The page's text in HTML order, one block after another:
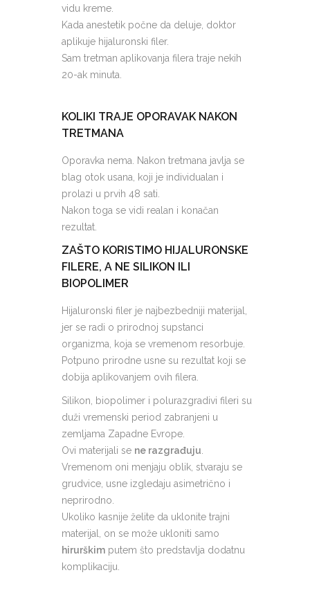
vidu kreme.
Kada anestetik počne da deluje, doktor
aplikuje hijaluronski filer.
Sam tretman aplikovanja filera traje nekih
20-ak minuta.
KOLIKI TRAJE OPORAVAK NAKON
TRETMANA
Oporavka nema. Nakon tretmana javlja se
blag otok usana, koji je individualan i
prolazi u prvih 48 sati.
Nakon toga se vidi realan i konačan
rezultat.
ZAŠTO KORISTIMO HIJALURONSKE
FILERE, A NE SILIKON ILI
BIOPOLIMER
Hijaluronski filer je najbezbedniji materijal,
jer se radi o prirodnoj supstanci
organizma, koja se vremenom resorbuje.
Potpuno prirodne usne su rezultat koji se
dobija aplikovanjem ovih filera.
Silikon, biopolimer i polurazgradivi fileri su
duži vremenski period zabranjeni u
zemljama Zapadne Evrope.
Ovi materijali se ne razgrađuju
Vremenom oni menjaju oblik, stvaraju se
grudvice, usne izgledaju asimetrično i
neprirodno.
Ukoliko kasnije želite da uklonite trajni
materijal, on se može ukloniti samo
hirurškim putem što predstavlja dodatnu
komplikaciju.